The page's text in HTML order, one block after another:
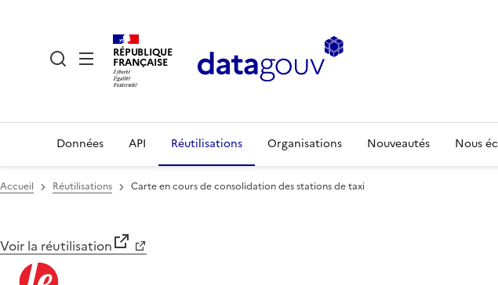
RÉPUBLIQUE
FRANÇAISE
Données API Réutilisations Organisations Nouveautés Nous
Accueil Réutilisations Carte en cours de consolidation des stations de taxi
Voir la réutilisation